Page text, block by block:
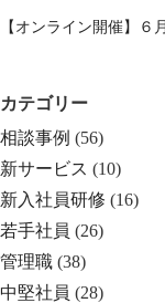
【オンライン開催】６
カテゴリー
相談事例 (56)
新サービス (10)
新入社員研修 (16)
若手社員 (26)
管理職 (38)
中堅社員 (28)